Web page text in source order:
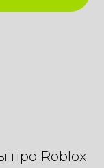
про Roblox